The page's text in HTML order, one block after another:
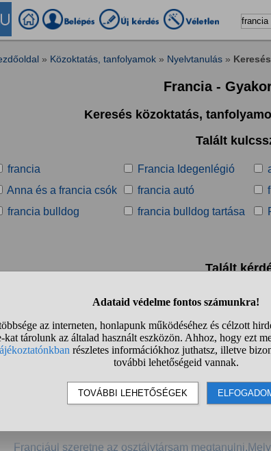
» Közoktatás, tanfolyamok » Nyelvtanulás » Keresés
Francia -
Keresés közoktatás,
Talált
francia Francia Idegenlégió
Anna és a francia csók
francia autó
francia bulldog
francia bulldog tartása
Talált
1 2 3 4 5 6 7
Melyik nyelvvel folytassam Duolingon?
17 éves vagyok, angolból 3 éve megvan a c1em.
csak duolingon és filmeken, videókon tanultam, így a
Ha kivégeztem a Duolingo franciakurzusát -közepes
Franciául szeretne az osztálytársam